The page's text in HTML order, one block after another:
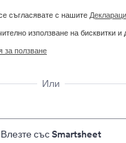
съгласявате с нашите
използване на бисквитки и
за ползване
Или
Влезте със Smartsheet